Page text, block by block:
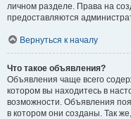
личном разделе. Права на
предоставляются
Вернуться к началу
Что такое объявления?
Объявления чаще всего
котором вы находитесь в
возможности. Объявления
в котором они созданы. Так